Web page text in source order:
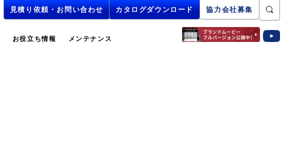
見積り依頼・お問い合わせ カタログダウンロード 協力会社募集
お役立ち情報 メンテナンス
見積り依頼・お問い合わせ カタログダウンロード